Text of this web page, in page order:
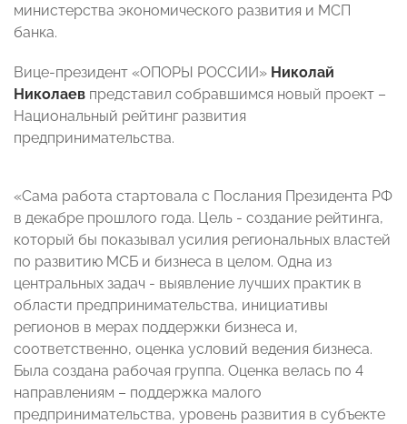
министерства экономического развития и МСП
банка.
Вице-президент «ОПОРЫ РОССИИ» Николай
Николаев представил собравшимся новый проект –
Национальный рейтинг развития
предпринимательства.
«Сама работа стартовала с Послания Президента РФ
в декабре прошлого года. Цель - создание рейтинга,
который бы показывал усилия региональных властей
по развитию МСБ и бизнеса в целом. Одна из
центральных задач - выявление лучших практик в
области предпринимательства, инициативы
регионов в мерах поддержки бизнеса и,
соответственно, оценка условий ведения бизнеса.
Была создана рабочая группа. Оценка велась по 4
направлениям – поддержка малого
предпринимательства, уровень развития в субъекте